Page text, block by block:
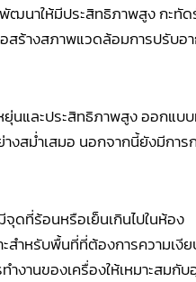
ฒนาให้มีประสิทธิภาพสูง กะทั
ร้างสภาพแวดล้อมการปรับอ
และประสิทธิภาพสูง ออกแบ
สม่ำเสมอ นอกจากนี้ยังมีกา
จุดที่ร้อนหรือเย็นเกินไปในห้อง
สำหรับพื้นที่ที่ต้องการความเ
งานของเครื่องให้เหมาะสม